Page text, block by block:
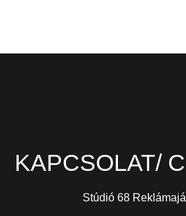
KAPCSOLAT/
Stúdió 68